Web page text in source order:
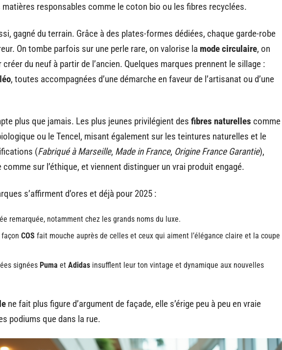
matières responsables comme le coton bio ou les fibres recyclées.
gagné du terrain. Grâce à des plates-formes dédiées, chaque garde-robe
On tombe parfois sur une perle rare, on valorise la mode circulaire, on
créer du neuf à partir de l’ancien. Quelques marques prennent le sillage :
, toutes accompagnées d’une démarche en faveur de l’artisanat ou d’une
plus que jamais. Les plus jeunes privilégient des fibres naturelles comme
ou le Tencel, misant également sur les teintures naturelles et le
(Fabriqué à Marseille, Made in France, Origine France Garantie),
sur l’éthique, et viennent distinguer un vrai produit engagé.
s’affirment d’ores et déjà pour 2025 :
remarquée, notamment chez les grands noms du luxe.
façon COS fait mouche auprès de celles et ceux qui aiment l’élégance claire et la coupe
signées Puma et Adidas insufflent leur ton vintage et dynamique aux nouvelles
ne fait plus figure d’argument de façade, elle s’érige peu à peu en vraie
podiums que dans la rue.